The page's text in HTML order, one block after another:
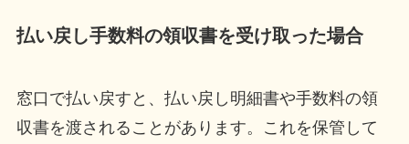
払い戻し手数料の領収書を受け取った場合
窓口で払い戻すと、払い戻し明細書や手数料の領
収書を渡されることがあります。これを保管して